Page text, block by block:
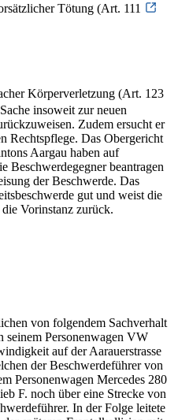
Tötung (Art. 111
Körperverletzung (Art. 123
insoweit zur neuen
Zudem ersucht er
Rechtspflege. Das Obergericht
Aargau haben auf
Beschwerdegegner beantragen
der Beschwerde. Das
gut und weist die
Vorinstanz zurück.
von folgendem Sachverhalt
seinem Personenwagen VW
auf der Aarauerstrasse
der Beschwerdeführer von
Personenwagen Mercedes 280
F. noch über eine Strecke von
In der Folge leitete